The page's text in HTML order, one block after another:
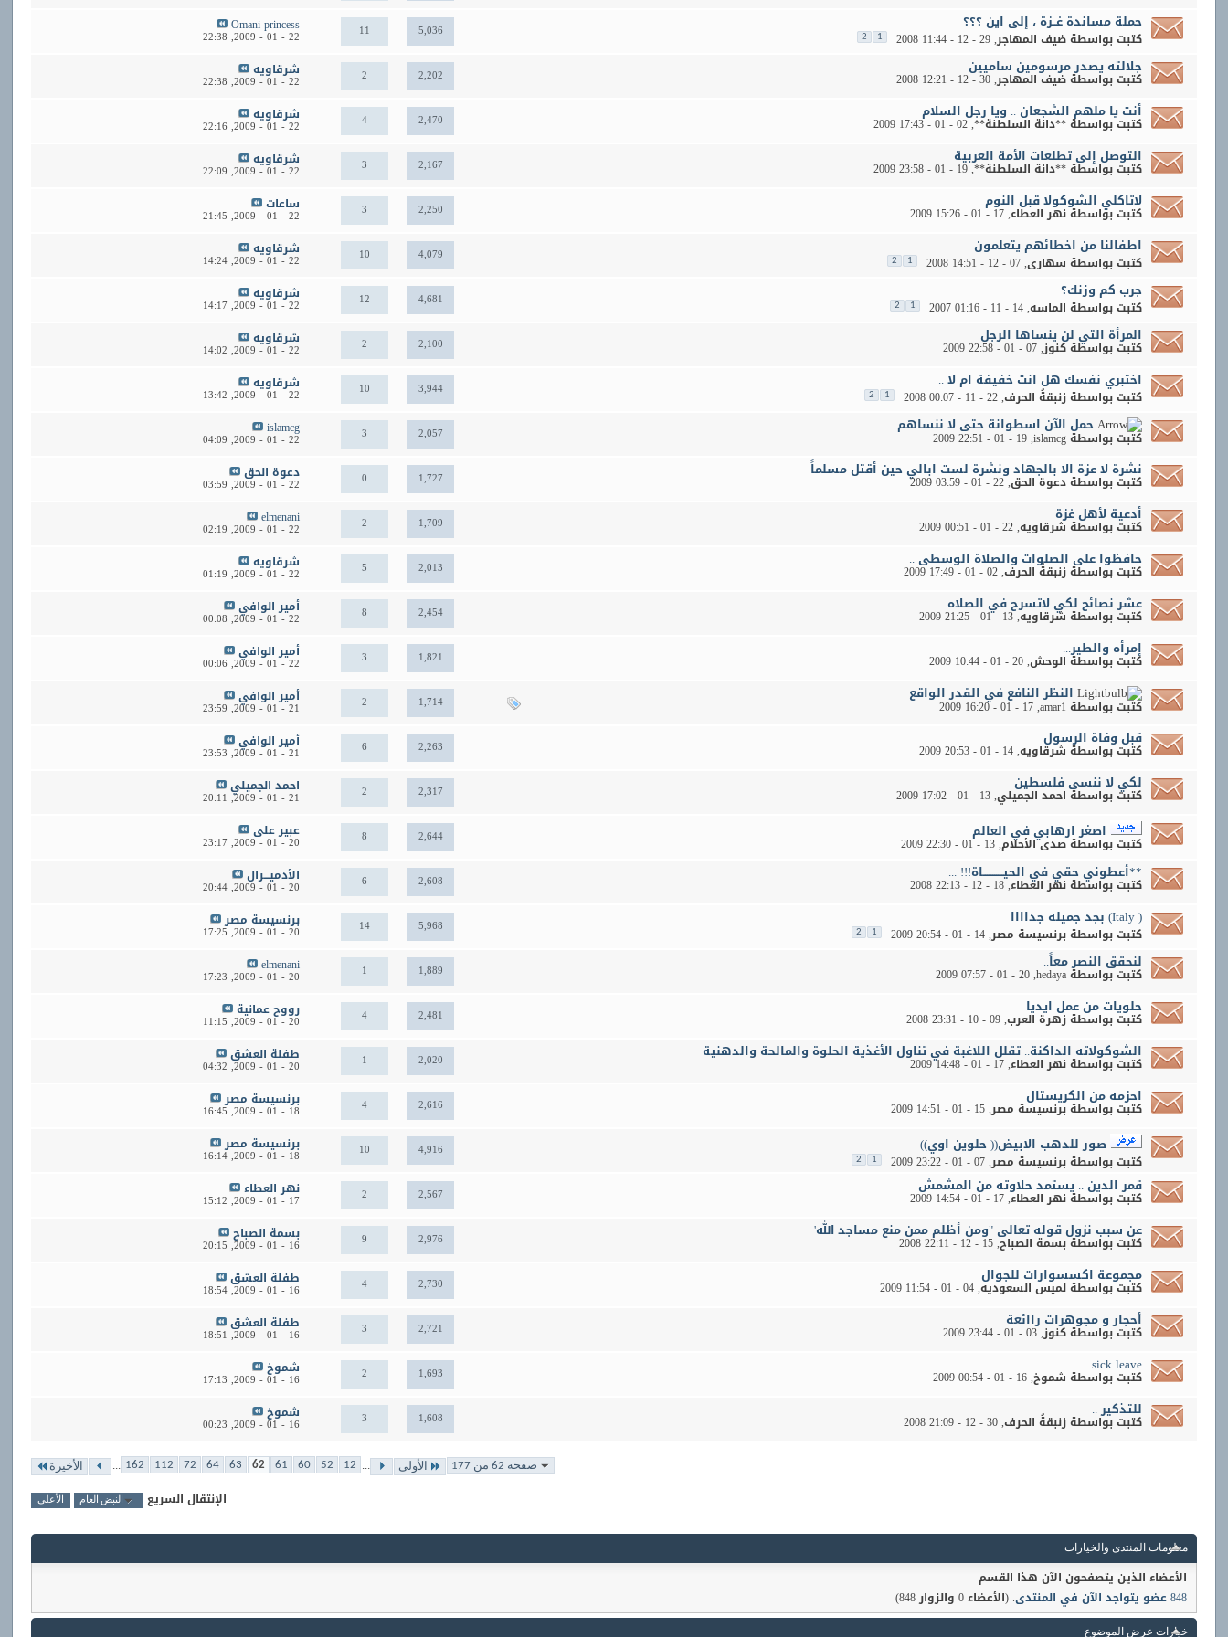
حملة مساندة غــزة ، إلى اين ؟؟؟
كتبت بواسطةضيف المهاجر‏, 29 - 12 - 2008 11:44
1
2
11 5,036
Omani princess
22 - 01 - 2009,
22:38
جلالته يصدر مرسومين ساميين
كتبت بواسطةضيف المهاجر‏, 30 - 12 - 2008 12:21
2 2,202 شرقاويه
22 - 01 - 2009,
22:38
أنت يا ملهم الشجعان .. ويا رجل السلام
كتبت بواسطة**دانة السلطنة**‏, 02 - 01 - 2009 17:43
4 2,470 شرقاويه
22 - 01 - 2009,
22:16
التوصل إلى تطلعات الأمة العربية
كتبت بواسطة**دانة السلطنة**‏, 19 - 01 - 2009 23:58
3 2,167 شرقاويه
22 - 01 - 2009,
22:09
لاتاكلي الشوكولا قبل النوم
كتبت بواسطةنهر العطاء‏, 17 - 01 - 2009 15:26
3 2,250 ساعات
22 - 01 - 2009,
21:45
اطفالنا من اخطائهم يتعلمون
كتبت بواسطة سهارى‏, 07 - 12 - 2008 14:51
1
2
10 4,079 شرقاويه
22 - 01 - 2009,
14:24
جرب كم وزنك؟
كتبت بواسطة الماسه‏, 14 - 11 - 2007 01:16
1
2
12 4,681 شرقاويه
22 - 01 - 2009,
14:17
المرأة التي لن ينساها الرجل
كتبت بواسطةكنوز‏, 07 - 01 - 2009 22:58
2 2,100 شرقاويه
22 - 01 - 2009,
14:02
اختبري نفسك هل انت خفيفة ام لا ..
كتبت بواسطةزنبقةُ الحرف‏, 22 - 11 - 2008 00:07
1
2
10 3,944 شرقاويه
22 - 01 - 2009,
13:42
حمل الآن اسطوانة حتى لا ننساهم
كتبت بواسطةislamcg
‏, 19 - 01 - 2009 22:51
3 2,057
islamcg
22 - 01 - 2009,
04:09
نشرة لا عزة الا بالجهاد ونشرة لست ابالي حين أقتل مسلماً
كتبت بواسطةدعوة الحق‏, 22 - 01 - 2009 03:59
0 1,727 دعوة الحق
22 - 01 - 2009,
03:59
أدعية لأهل غزة
كتبت بواسطةشرقاويه‏, 22 - 01 - 2009 00:51
2 1,709
elmenani
22 - 01 - 2009,
02:19
حافظوا على الصلوات والصلاة الوسطى ..
كتبت بواسطةزنبقةُ الحرف‏, 02 - 01 - 2009 17:49
5 2,013 شرقاويه
22 - 01 - 2009,
01:19
عشر نصائح لكي لاتسرح في الصلاه
كتبت بواسطة شرقاويه‏, 13 - 01 - 2009 21:25
8 2,454 أمير الوافي
22 - 01 - 2009,
00:08
إمرأه والطير...
كتبت بواسطة الوحش‏, 20 - 01 - 2009 10:44
3 1,821 أمير الوافي
22 - 01 - 2009,
00:06
النظر النافع في القدر الواقع
كتبت بواسطة amar1
‏, 17 - 01 - 2009 16:20
2 1,714 أمير الوافي
21 - 01 - 2009,
23:59
قبل وفاة الرسول
كتبت بواسطة شرقاويه‏, 14 - 01 - 2009 20:53
6 2,263 أمير الوافي
21 - 01 - 2009,
23:53
لكي لا ننسى فلسطين
كتبت بواسطةاحمد الجميلي‏, 13 - 01 - 2009 17:02
2 2,317 احمد الجميلي
21 - 01 - 2009,
20:11
اصغر ارهابي في العالم
كتبت بواسطةصدى الأحلام‏, 13 - 01 - 2009 22:30
8 2,644 عبير على
20 - 01 - 2009,
23:17
**أعطوني حقي في الحيـــــــــــاة!!! ...
كتبت بواسطةنهر العطاء‏, 18 - 12 - 2008 22:13
6 2,608 الأدميـــرال
20 - 01 - 2009,
20:44
( Italy) بجد جميله جداااا
كتبت بواسطةبرنسيسة مصر‏, 14 - 01 - 2009 20:54
1
2
14 5,968 برنسيسة مصر
20 - 01 - 2009,
17:25
لنحقق النصر معاً..
كتبت بواسطةhedaya
‏, 20 - 01 - 2009 07:57
1 1,889
elmenani
20 - 01 - 2009,
17:23
حلويات من عمل ايديا
كتبت بواسطةزهرة العرب‏, 09 - 10 - 2008 23:31
4 2,481 رووح عمانية
20 - 01 - 2009,
11:15
الشوكولاته الداكنة.. تقلل اللاغبة في تناول الأغذية الحلوة والمالحة والدهنية
كتبت بواسطةنهر العطاء‏, 17 - 01 - 2009 14:48
1 2,020 طفلة العشق
20 - 01 - 2009,
04:32
احزمه من الكريستال
كتبت بواسطةبرنسيسة مصر‏, 15 - 01 - 2009 14:51
4 2,616 برنسيسة مصر
18 - 01 - 2009,
16:45
صور للدهب الابيض(( حلوين اوي))
كتبت بواسطةبرنسيسة مصر‏, 07 - 01 - 2009 23:22
1
2
10 4,916 برنسيسة مصر
18 - 01 - 2009,
16:14
قمر الدين .. يستمد حلاوته من المشمش
كتبت بواسطةنهر العطاء‏, 17 - 01 - 2009 14:54
2 2,567 نهر العطاء
17 - 01 - 2009,
15:12
عن سبب نزول قوله تعالى "ومن أظلم ممن منع مساجد الله'
كتبت بواسطةبسمة الصباح‏, 15 - 12 - 2008 22:11
9 2,976 بسمة الصباح
16 - 01 - 2009,
20:15
مجموعة اكسسوارات للجوال
كتبت بواسطةلميس السعوديه‏, 04 - 01 - 2009 11:54
4 2,730 طفلة العشق
16 - 01 - 2009,
18:54
أحجار و مجوهرات راائعة
كتبت بواسطةكنوز‏, 03 - 01 - 2009 23:44
3 2,721 طفلة العشق
16 - 01 - 2009,
18:51
sick leave
كتبت بواسطة شموخ‏, 16 - 01 - 2009 00:54
2 1,693 شموخ
16 - 01 - 2009,
17:13
للتذكير ..
كتبت بواسطةزنبقةُ الحرف‏, 30 - 12 - 2008 21:09
3 1,608 شموخ
16 - 01 - 2009,
00:23
صفحة 62 من 177 الأولى ...
12
52
60
61
62
63
64
72
112
162
... الأخيرة
الإنتقال السريع النبض العام الأعلى
معلومات المنتدى والخيارات
الأعضاء الذين يتصفحون الآن هذا القسم
848 عضو يتواجد الآن في المنتدى
. (الأعضاء 0 والزوار 848)
خيارات عرض الموضوع